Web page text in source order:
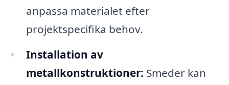
anpassa materialet efter
projektspecifika behov.
Installation av
metallkonstruktioner: Smeder kan